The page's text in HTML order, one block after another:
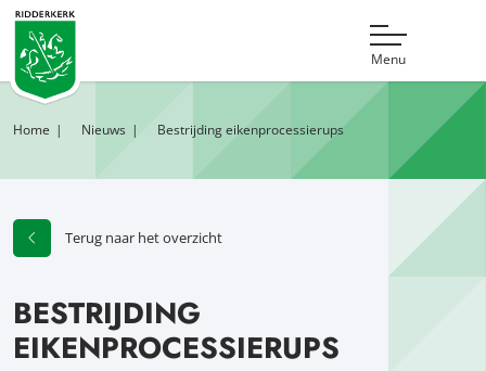
Menu
Home Nieuws Bestrijding eikenprocessierups
Terug naar het overzicht
BESTRIJDING
EIKENPROCESSIERUPS